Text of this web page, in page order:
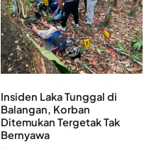
Insiden Laka Tunggal di
Balangan, Korban
Ditemukan Tergetak Tak
Bernyawa